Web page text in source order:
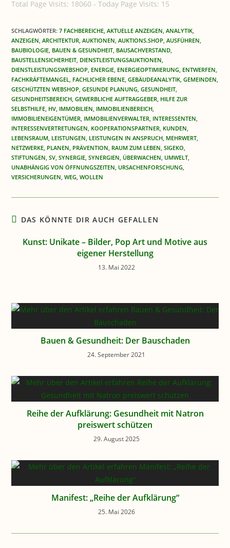
Total Page Visits: 18060 - Today Page Visits: 15
SCHLAGWÖRTER:7 FACHBEREICHE, AKTUELLE ANZEIGEN, ANALYTIK,
ANZEIGEN, ARCHITEKTUR, AUKTIONEN, AUKTIONS.SHOP, AUSFÜHREN,
BAUBIOLOGIE, BAUEN & GESUNDHEIT, BAUSACHVERSTAND,
BAUSTELLENSICHERHEIT, DIENSTLEISTUNGSAUKTIONEN,
DIENSTLEISTUNGSWEBSHOP, ENERGIE, ENERGIEOPTIMIERUNG, ENTWERFEN,
FACHKRÄFTEMANGEL, FACHLICHER EBENE, GEBÄUDEANALYTIK, GEMEINDEN,
GESCHÜTZTEN WEBSHOP, GESUNDE PLANUNG, GESUNDHEIT,
GESUNDHEITSBEREICH, GEWERBLICHE AUFTRAGGEBER, HILFE ZUR
SELBSTHILFE, HV, IMMOBILIEN, IMMOBILIENBEREICH,
IMMOBILIENEIGENTÜMER, IMMOBILIENVERWALTER, INTERESSENTEN,
INTERESSENVERTRETUNGEN, KOOPERATIONSPARTNER, KUNDEN,
LEBENSRAUM, LEISTUNGEN, LEISTUNGEN IN ANSPRUCH, MEHRWERT,
NETZWERKE, PLANEN, PRÄVENTION, RAUM ZUM LEBEN, SIGEKO,
STIFTUNGEN, SV, SYNERGIE, SYNERGIEN, ÜBERWACHEN, UMWELT,
UNABHÄNGIG VON ÖFFNUNGSZEITEN, URSACHENFORSCHUNG,
VERSICHERUNGEN, WEG, WOLLEN
DAS KÖNNTE DIR AUCH GEFALLEN
Kunst: Unikate – Bilder, Pop Art und Motive aus
eigener Herstellung
13. Mai 2022
Bauen & Gesundheit: Der Bauschaden
24. September 2021
Reihe der Aufklärung: Gesundheit mit Natron
preiswert schützen
29. August 2025
Manifest: „Reihe der Aufklärung“
25. Mai 2026